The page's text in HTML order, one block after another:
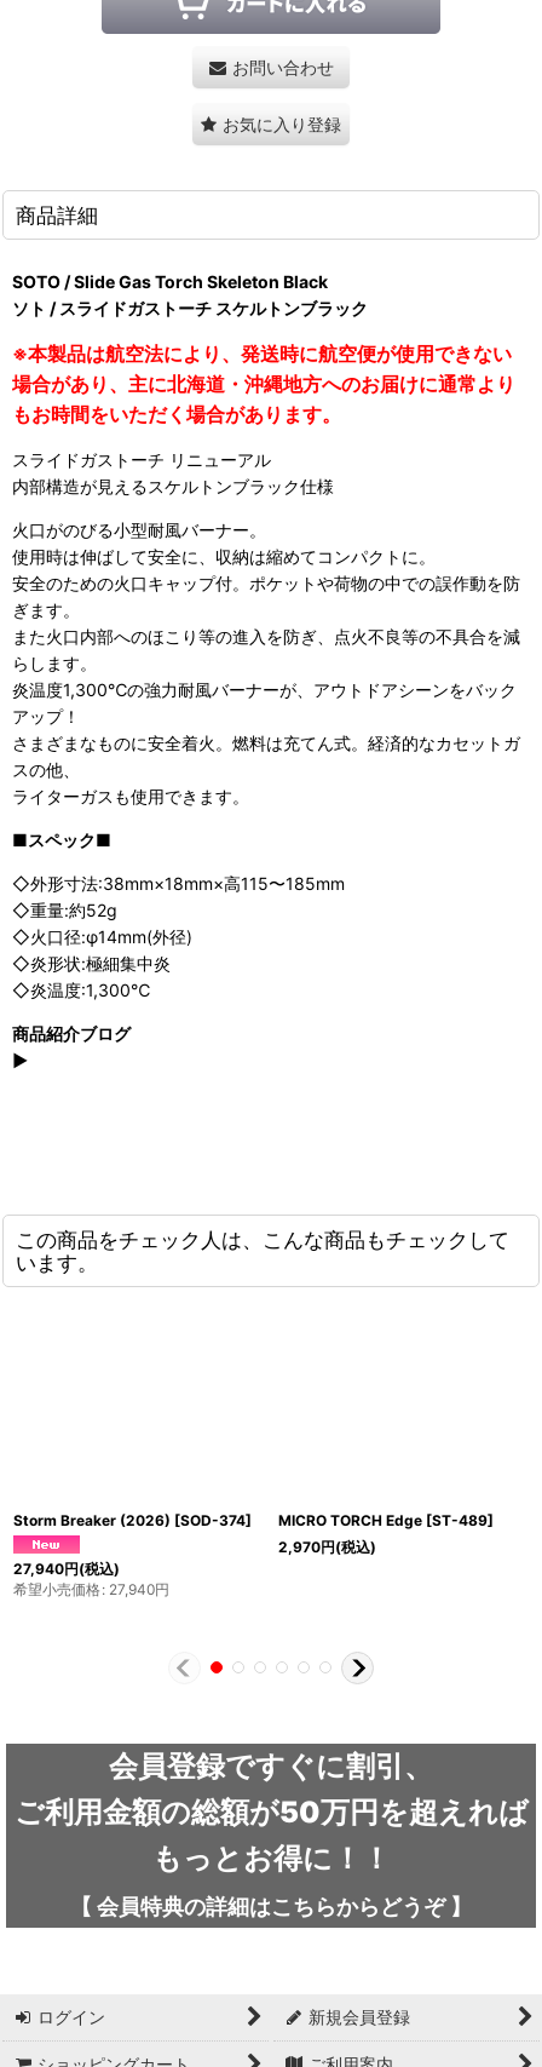
お問い合わせ
お気に入り登録
商品詳細
SOTO / Slide Gas Torch Skeleton Black
ソト / スライドガストーチ スケルトンブラック
※本製品は航空法により、発送時に航空便が使用できない
場合があり、主に北海道・沖縄地方へのお届けに通常より
もお時間をいただく場合があります。
スライドガストーチ リニューアル
内部構造が見えるスケルトンブラック仕様
火口がのびる小型耐風バーナー。
使用時は伸ばして安全に、収納は縮めてコンパクトに。
安全のための火口キャップ付。ポケットや荷物の中での誤作動を防
ぎます。
また火口内部へのほこり等の進入を防ぎ、点火不良等の不具合を減
らします。
炎温度1,300℃の強力耐風バーナーが、アウトドアシーンをバック
アップ！
さまざまなものに安全着火。燃料は充てん式。経済的なカセットガ
スの他、
ライターガスも使用できます。
■スペック■
◇外形寸法:38mm×18mm×高115〜185mm
◇重量:約52g
◇火口径:φ14mm(外径)
◇炎形状:極細集中炎
◇炎温度:1,300℃
商品紹介ブログ
▶
この商品をチェック人は、こんな商品もチェックして
います。
Storm Breaker (2026) [SOD-374]
27,940円(税込)
希望小売価格: 27,940円
MICRO TORCH Edge [ST-489]
2,970円(税込)
会員登録ですぐに割引、
ご利用金額の総額が50万円を超えれば
もっとお得に！！
【 会員特典の詳細はこちらから どうぞ】
ログイン 新規会員登録